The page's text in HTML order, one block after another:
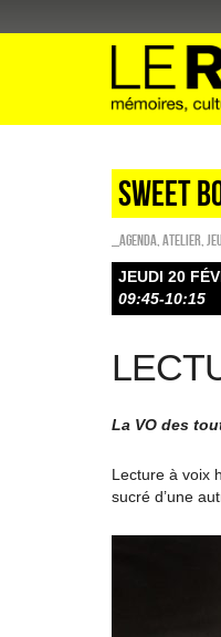
Sweet
_Agenda Atelier
JEUDI 20
09:45-10:15
La VO des
Lecture à voix
sucré d’une